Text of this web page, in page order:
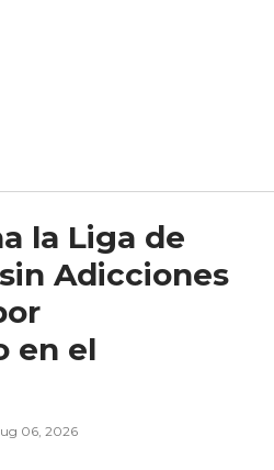
la Liga de
Adicciones
en el
06, 2026